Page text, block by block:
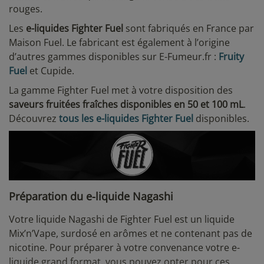
rouges.
Les e-liquides Fighter Fuel sont fabriqués en France par
Maison Fuel. Le fabricant est également à l’origine
d’autres gammes disponibles sur E-Fumeur.fr : Fruity
Fuel et Cupide.
La gamme Fighter Fuel met à votre disposition des
saveurs fruitées fraîches disponibles en 50 et 100 mL.
Découvrez tous les e-liquides Fighter Fuel disponibles.
Préparation du e-liquide Nagashi
Votre liquide Nagashi de Fighter Fuel est un liquide
Mix’n’Vape, surdosé en arômes et ne contenant pas de
nicotine. Pour préparer à votre convenance votre e-